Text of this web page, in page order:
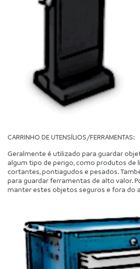
CARRINHO DE UTENSÍLIOS/FERRAMENTAS:
Geralmente é utilizado para guardar
algum tipo de perigo, como produtos de
cortantes, pontiagudos e pesados.
para guardar ferramentas de alto valor.
manter estes objetos seguros e fora do